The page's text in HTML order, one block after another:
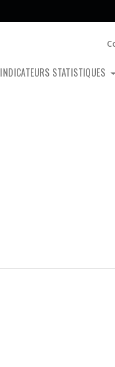
INDICATEURS STATISTIQUES